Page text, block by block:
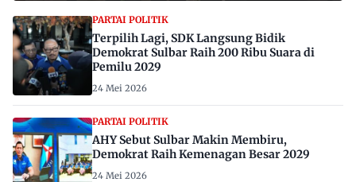
PARTAI POLITIK
Terpilih Lagi, SDK Langsung Bidik
Demokrat Sulbar Raih 200 Ribu Suara di
Pemilu 2029
24 Mei 2026
PARTAI POLITIK
AHY Sebut Sulbar Makin Membiru,
Demokrat Raih Kemenagan Besar 2029
24 Mei 2026